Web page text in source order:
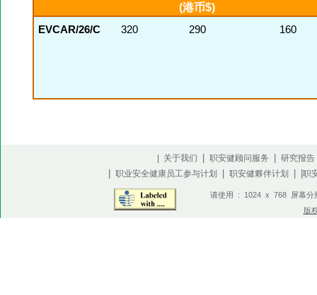
(港币$)
EVCAR/26/C 320 290 160
| 关于我们 职安健顾问服务 研究报告
职业安全健康员工参与计划 职安健夥伴计划 职
请使用 : 1024 x 768 屏幕分
版